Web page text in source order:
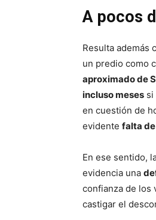
A pocos
Resulta además
un predio como
aproximado de
incluso meses si
en cuestión de
evidente falta
En ese sentido,
evidencia una
confianza de los
castigar el